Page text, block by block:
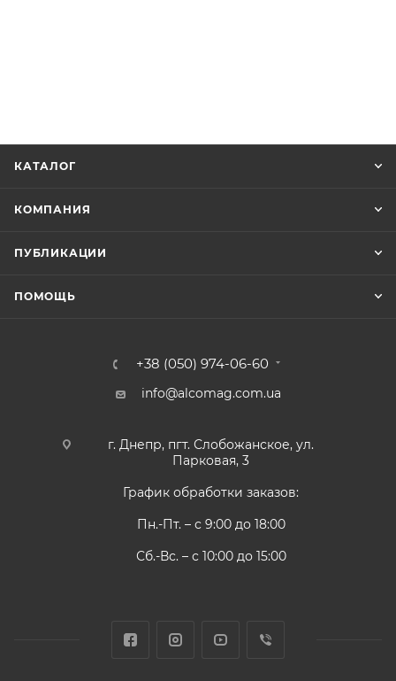
КАТАЛОГ
КОМПАНИЯ
ПУБЛИКАЦИИ
ПОМОЩЬ
+38 (050) 974-06-60
info@alcomag.com.ua
г. Днепр, пгт. Слобожанское, ул.
Парковая, 3
График обработки заказов:
Пн.-Пт. – с 9:00 до 18:00
Сб.-Вс. – с 10:00 до 15:00